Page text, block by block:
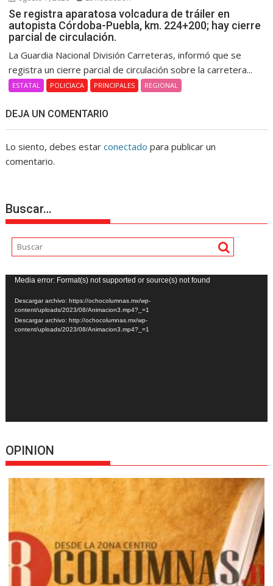
Se registra aparatosa volcadura de tráiler en
autopista Córdoba-Puebla, km. 224+200; hay cierre
parcial de circulación.
La Guardia Nacional División Carreteras, informó que se
registra un cierre parcial de circulación sobre la carretera...
ESTATAL POLICIACA PRINCIPALES REGIONAL
DEJA UN COMENTARIO
Lo siento, debes estarconectado para publicar un
comentario.
Buscar…
Reproductor
de
vídeo
Media error: Format(s) not supported or source(s) not found
Descargar archivo: https://ochocolumnas.mx/wp-
content/uploads/2023/08/Animacion3.mp4?_=1
Descargar archivo: http://ochocolumnas.mx/wp-
content/uploads/2023/08/Animacion3.mp4?_=1
OPINION